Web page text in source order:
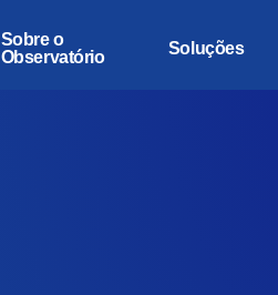
Sobre o
Observatório
Soluções